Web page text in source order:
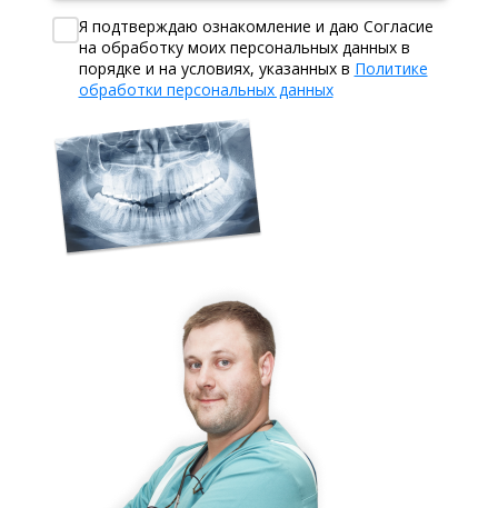
Я подтверждаю ознакомление и даю Согласие
на обработку моих персональных данных в
порядке и на условиях, указанных в Политике
обработки персональных данных